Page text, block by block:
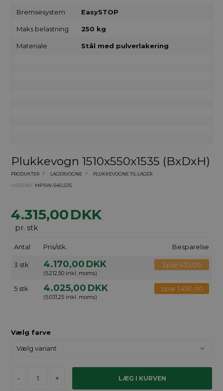
Bremsesystem EasySTOP
Maks belastning 250 kg
Materiale Stål med pulverlakering
Plukkevogn 1510x550x1535 (BxDxH)
PRODUKTER LAGERVOGNE PLUKKEVOGNE TIL LAGER
VARENR. MPSW-540.225
4.315,00DKK
pr. stk
Antal Pris/stk. Besparelse
3 stk 4.170,00 DKK
(5.212,50 inkl. moms)
Spar 435,00
5 stk 4.025,00 DKK
(5.031,25 inkl. moms)
Spar 1.450,00
Vælg farve
- +